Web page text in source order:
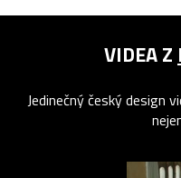
VIDEA Z
Jedinečný český design